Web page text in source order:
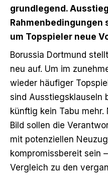
grundlegend.
Rahmenbedingungen
um Topspieler neue
Borussia Dortmund
neu auf. Um im
wieder häufiger
sind Ausstiegsklauseln
künftig kein Tabu mehr.
Bild sollen die
mit potenziellen
kompromissbereit sein
Vergleich zu den